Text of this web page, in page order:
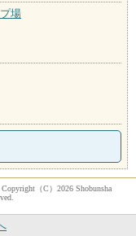
場
（C）2026 Shobunsha